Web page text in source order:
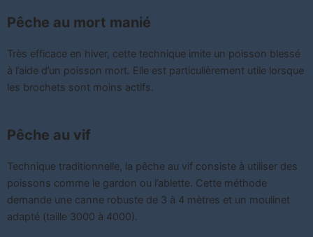
Pêche au mort manié
Très efficace en hiver, cette technique imite un poisson blessé
à l’aide d’un poisson mort. Elle est particulièrement utile lorsque
les brochets sont moins actifs.
Pêche au vif
Technique traditionnelle, la pêche au vif consiste à utiliser des
poissons comme le gardon ou l’ablette. Cette méthode
demande une canne robuste de 3 à 4 mètres et un moulinet
adapté (taille 3000 à 4000).